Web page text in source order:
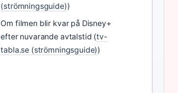
(strömningsguide))
Om filmen blir kvar på Disney+
efter nuvarande avtalstid (tv-
tabla.se (strömningsguide))